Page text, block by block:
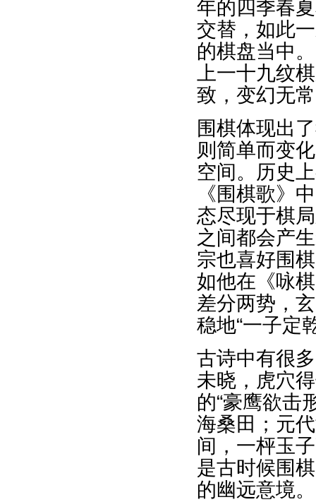
年的四季春
交替，如此
的棋盘当中
上一十九纹
致，变幻无
围棋体现出
则简单而变
空间。历史
《围棋歌》
态尽现于棋
之间都会产
宗也喜好围
如他在《咏
差分两势，
稳地“一子定
古诗中有很
未晓，虎穴
的“豪鹰欲击
海桑田；元
间，一枰玉
是古时候围
的幽远意境。